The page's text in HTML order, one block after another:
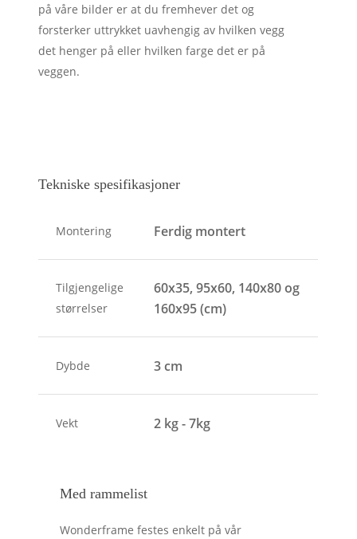
på våre bilder er at du fremhever det og
forsterker uttrykket uavhengig av hvilken vegg
det henger på eller hvilken farge det er på
veggen.
Tekniske spesifikasjoner
Montering Ferdig montert
Tilgjengelige
størrelser
60x35, 95x60, 140x80 og
160x95 (cm)
Dybde 3 cm
Vekt 2 kg - 7kg
Med rammelist
Wonderframe festes enkelt på vår